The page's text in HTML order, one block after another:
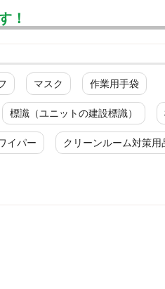
！
マスク 作業用手袋
標識（ユニットの建設標識）
イパー クリーンルーム対策用